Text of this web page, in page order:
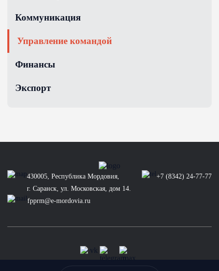
Коммуникация
Управление командой
Финансы
Экспорт
430005, Республика Мордовия,
г. Саранск, ул. Московская, дом 14.
+7 (8342) 24-77-77
fpprm@e-mordovia.ru